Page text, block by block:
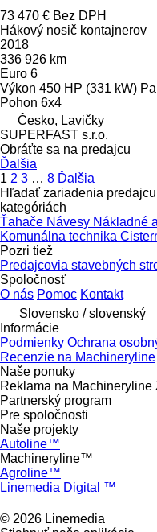
73 470 € Bez DPH
Hákový nosič kontajnerov
2018
336 926 km
Euro 6
Výkon 450 HP (331 kW)
Pohon 6x4
Česko, Lavičky
SUPERFAST s.r.o.
Obráťte sa na predajcu
Ďalšia
1 2 3 … 8 Ďalšia
Hľadať zariadenia
kategóriách
Ťahače Návesy Nákladné
Komunálna technika
Pozri tiež
Predajcovia stavebných
Spoločnosť
O nás Pomoc Kontakt
Slovensko / slovenský
Informácie
Podmienky Ochrana
Recenzie na Machineryline
Naše ponuky
Reklama na Machineryline
Partnerský program
Pre spoločnosti
Naše projekty
Autoline™
Machineryline™
Agroline™
Linemedia Digital ™
© 2026 Linemedia